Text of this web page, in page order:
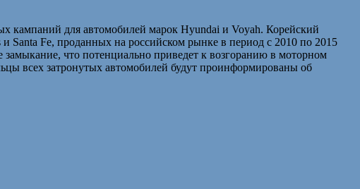
для автомобилей марок Hyundai и Voyah. Корейский
Santa Fe, проданных на российском рынке в период с 2010 по 2015
что потенциально приведет к возгоранию в моторном
всех затронутых автомобилей будут проинформированы об